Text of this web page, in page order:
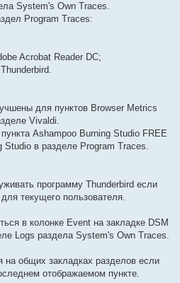
System's Own Traces.
Program Traces:
Acrobat Reader DC;
для пунктов Browser Metrics
Vivaldi.
Ashampoo Burning Studio FREE
Studio в разделе Program Traces.
программу Thunderbird если
текущего пользователя.
в колонке Event на закладке DSM
Logs раздела System's Own Traces.
общих закладках разделов если
отображаемом пункте.